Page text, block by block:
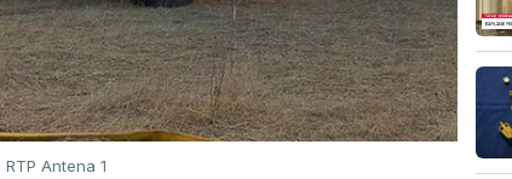
Antena 1